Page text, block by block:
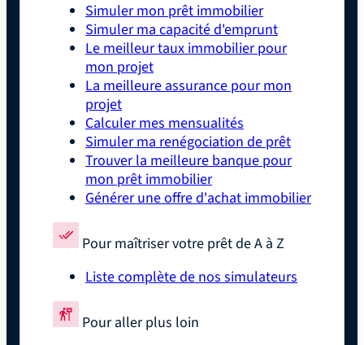
Simuler mon prêt immobilier
Simuler ma capacité d'emprunt
Le meilleur taux immobilier pour
mon projet
La meilleure assurance pour mon
projet
Calculer mes mensualités
Simuler ma renégociation de prêt
Trouver la meilleure banque pour
mon prêt immobilier
Générer une offre d'achat immobilier
Pour maîtriser votre prêt de A à Z
Liste complète de nos simulateurs
Pour aller plus loin